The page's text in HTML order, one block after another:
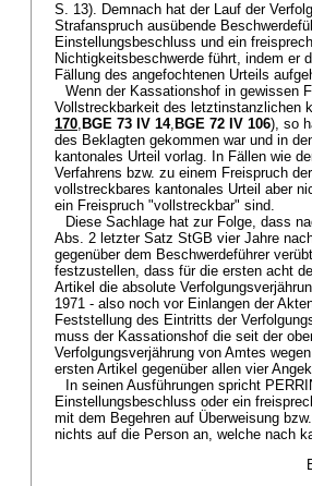
S. 13). Demnach hat der Lauf der
Strafanspruch ausübende
Einstellungsbeschluss und ein
Nichtigkeitsbeschwerde führt, indem er
Fällung des angefochtenen Urteils
Wenn der Kassationshof in gewissen
Vollstreckbarkeit des letztinstanzlichen
170, BGE 73 IV 14, BGE 72 IV 106), so
des Beklagten gekommen war und in
kantonales Urteil vorlag. In Fällen wie
Verfahrens bzw. zu einem Freispruch
vollstreckbares kantonales Urteil aber
ein Freispruch "vollstreckbar" sind.
Diese Sachlage hat zur Folge, dass
Abs. 2 letzter Satz StGB vier Jahre
gegenüber dem Beschwerdeführer
festzustellen, dass für die ersten acht
Artikel die absolute
1971 - also noch vor Einlangen der
Feststellung des Eintritts der
muss der Kassationshof die seit der
Verfolgungsverjährung von Amtes
ersten Artikel gegenüber allen vier
In seinen Ausführungen spricht
Einstellungsbeschluss oder ein
mit dem Begehren auf Überweisung
nichts auf die Person an, welche nach